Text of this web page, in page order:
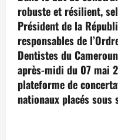
robuste et résilient,
Président de la
responsables de
Dentistes du
après-midi du 07 mai
plateforme de
nationaux placés sous